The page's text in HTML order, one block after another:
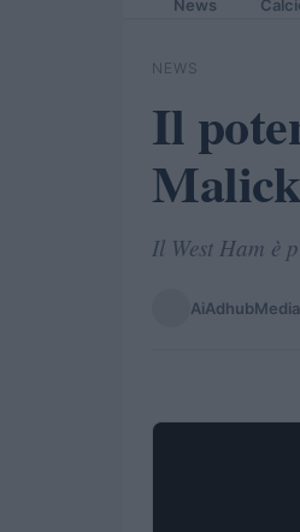
News
NEWS
Il
Il West Ham è
AiAdhubMedia